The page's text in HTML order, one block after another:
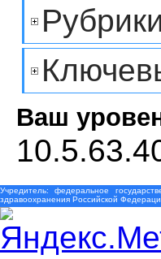
Рубрики
Ваш
Учредитель: федеральное
здравоохранения Российской